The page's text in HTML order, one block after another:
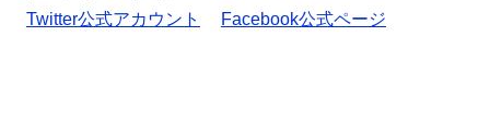
Twitter公式アカウント
Facebook公式ページ